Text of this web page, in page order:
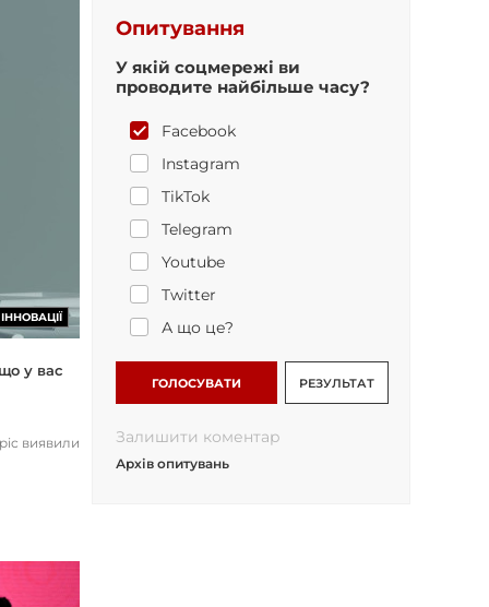
ІННОВАЦІЇ
у вас
виявили
Опитування
У якій соцмережі ви
проводите найбільше часу?
Facebook
Instagram
TikTok
Telegram
Youtube
Twitter
А що це?
ГОЛОСУВАТИ РЕЗУЛЬТАТ
Залишити коментар
Архів опитувань